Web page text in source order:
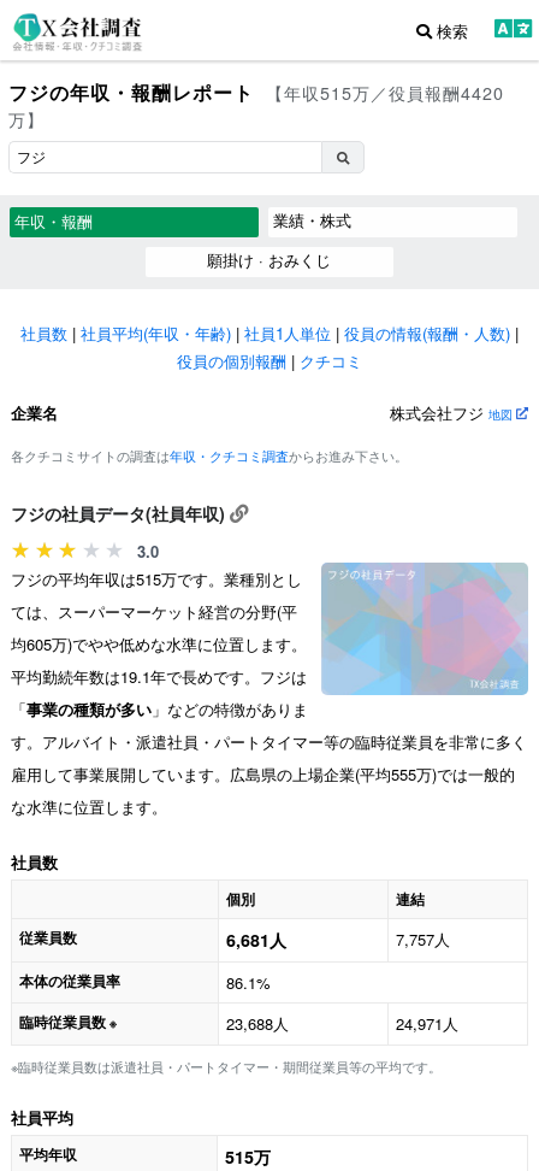
検索
フジの年収・報酬レポート
【年収515万／役員報酬4420
万】
年収・報酬
業績・株式
願掛け · おみくじ
社員数 | 社員平均(年収・年齢) | 社員1人単位 | 役員の情報(報酬・人数) |
役員の個別報酬 | クチコミ
企業名 株式会社フジ 地図
各クチコミサイトの調査は年収・クチコミ調査からお進み下さい。
フジの社員データ(社員年収)
3.0
フジの平均年収は515万です。業種別とし
ては、スーパーマーケット経営の分野(平
均605万)でやや低めな水準に位置します。
平均勤続年数は19.1年で長めです。フジは
「事業の種類が多い 」などの特徴がありま
す。アルバイト・派遣社員・パートタイマー等の臨時従業員を非常に多く
雇用して事業展開しています。広島県の上場企業(平均555万)では一般的
な水準に位置します。
社員数
個別
連結
従業員数
6,681人 7,757人
本体の従業員率 86.1%
臨時従業員数 ※ 23,688人 24,971人
※臨時従業員数は派遣社員・パートタイマー・期間従業員等の平均です。
社員平均
平均年収 515万